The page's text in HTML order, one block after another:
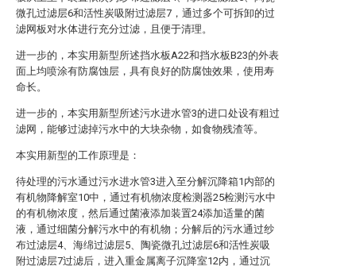
微孔过滤层6和活性炭吸附过滤层7，通过多个可拆卸的过
滤网板对水体进行充分过滤，且便于清理。
进一步的，本实用新型所述挡水板A22和挡水板B23的外表
面上均喷涂有防腐蚀层，具有良好的防腐蚀效果，使用寿
命长。
进一步的，本实用新型所述污水进水管3的进口处设有粗过
滤网，能够过滤掉污水中的大块杂物，如食物残渣等。
本实用新型的工作原理是：
待处理的污水通过污水进水管3进入至分解沉降箱1内部的
有机物降解室10中，通过有机物浓度检测器25检测污水中
的有机物浓度，然后通过菌液添加装置24添加适量的菌
液，通过细菌分解污水中的有机物；分解后的污水通过纱
布过滤层4、海绵过滤层5、陶瓷微孔过滤层6和活性炭吸
附过滤层7过滤后，进入重金属离子沉降室12内，通过沉